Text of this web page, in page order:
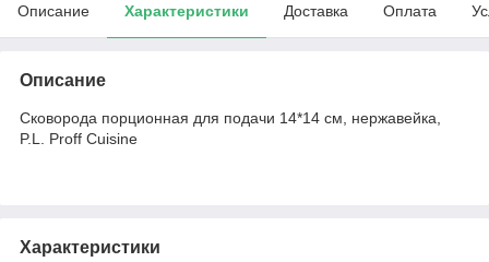
Описание Характеристики Доставка Оплата
Описание
Сковорода порционная для подачи 14*14 см, нержавейка,
P.L. Proff Cuisine
Характеристики